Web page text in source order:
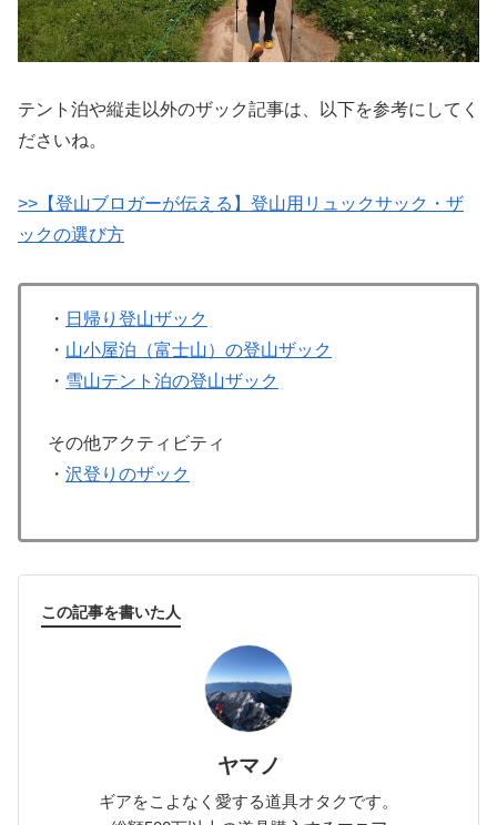
テント泊や縦走以外のザック記事は、以下を参考にしてく
ださいね。
>>【登山ブロガーが伝える】登山用リュックサック・ザ
ックの選び方
・ 日帰り登山ザック
・ 山小屋泊（富士山）の登山ザック
・ 雪山テント泊の登山ザック
その他アクティビティ
・ 沢登りのザック
この記事を書いた人
ヤマノ
ギアをこよなく愛する道具オタクです。